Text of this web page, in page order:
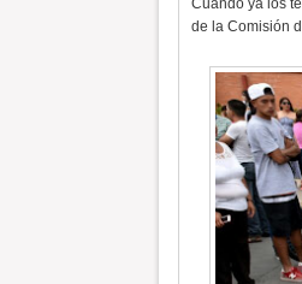
Cuando ya los
de la Comisión